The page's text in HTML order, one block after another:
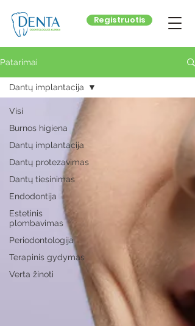
Registruotis
Patarimai
Visi
Burnos higiena
Dantų implantacija
Dantų protezavimas
Dantų tiesinimas
Endodontija
Estetinis
plombavimas
Periodontologija
Terapinis gydymas
Verta žinoti
Dantų implantacija